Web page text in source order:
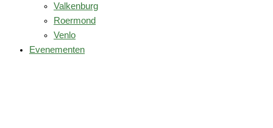
Valkenburg
Roermond
Venlo
Evenementen